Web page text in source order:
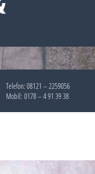
Telefon: 08121 – 2259056
Mobil: 0178 – 4 91 39 38